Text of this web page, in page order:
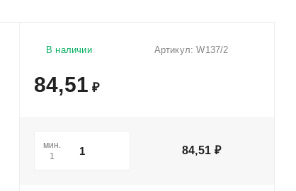
Артикул:W137/2
В наличии
84,51 ₽
мин.
1
84,51 ₽